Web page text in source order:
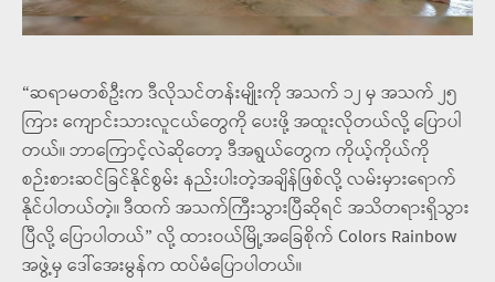
“ဆရာမတစ်ဦးက ဒီလိုသင်တန်းမျိုးကို အသက် ၁၂ မှ အသက် ၂၅
ကြား ကျောင်းသားလူငယ်တွေကို ပေးဖို့ အထူးလိုတယ်လို့ ပြောပါ
တယ်။ ဘာကြောင့်လဲဆိုတော့ ဒီအရွယ်တွေက ကိုယ့်ကိုယ်ကို
စဉ်းစားဆင်ခြင်နိုင်စွမ်း နည်းပါးတဲ့အချိန်ဖြစ်လို့ လမ်းမှားရောက်
နိုင်ပါတယ်တဲ့။ ဒီထက် အသက်ကြီးသွားပြီဆိုရင် အသိတရားရှိသွား
ပြီလို့ ပြောပါတယ်” လို့ ထားဝယ်မြို့အခြေစိုက် Colors Rainbow
အဖွဲ့မှ ဒေါ်အေးမွန်က ထပ်မံပြောပါတယ်။